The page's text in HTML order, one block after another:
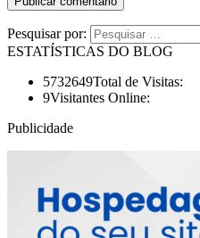
Pesquisar por:
ESTATÍSTICAS DO BLOG
5732649Total de Visitas:
9Visitantes Online:
Publicidade